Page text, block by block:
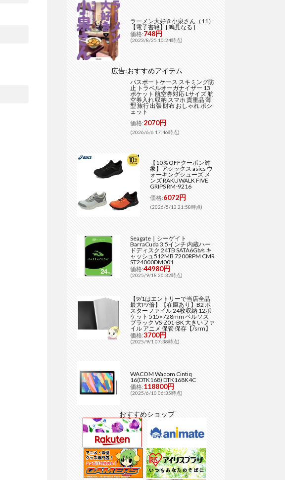
ラーメン大好き小泉さん（11）
【電子書籍】[ 鳴見なる ]
価格:748円
(2023/8/25 10:24時点)
広告:おすすめアイテム
パスポートケース スキミング防
止 トラベルオーガナイザー 13
ポケット 航空券対応 Lサイズ 航
空券入れ 収納 スマホ 貴重品 薄
型 旅行 出張 財布 おしゃれ ポシ
ェット
価格:2070円
(2026/6/6 17:46時点)
【10％OFFクーポン対
象】アシックス asics ウ
ォーキングシューズ メ
ンズ RAKUWALK FIVE
GRIPS RM-9216
価格:6072円
(2026/5/13 21:58時点)
Seagate｜シーゲイト
BarraCuda 3.5インチ 内蔵ハー
ドディスク 24TB SATA6Gb/s キ
ャッシュ512MB 7200RPM CMR
ST24000DM001
価格:44980円
(2025/9/18 20:32時点)
【9/1はエントリーで当店全品
最大P7倍】【在庫あり】B2 ポ
スターファイル 24枚収納 12ポ
ケット 515×728mm ベルソス
ブラック VS-Z01-BK 大きいファ
イル アニメ 保管 保存【/srm】
価格:3700円
(2025/9/1 07:38時点)
WACOM Wacom Cintiq
16(DTK168) DTK168K4C
価格:118800円
(2025/6/10 06:35時点)
おすすめショップ